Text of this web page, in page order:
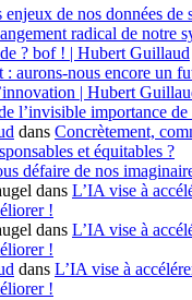
enjeux de nos données de
radical de notre
? bof ! | Hubert Guillaud
: aurons-nous encore un
| Hubert
l’invisible importance de
dans Concrètement,
et équitables ?
défaire de nos
dans L’IA vise à
!
dans L’IA vise à
!
dans L’IA vise à
!